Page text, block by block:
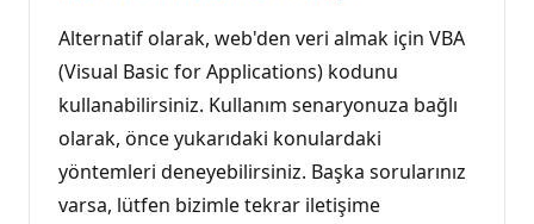
Alternatif olarak, web'den veri almak için VBA
(Visual Basic for Applications) kodunu
kullanabilirsiniz. Kullanım senaryonuza bağlı
olarak, önce yukarıdaki konulardaki
yöntemleri deneyebilirsiniz. Başka sorularınız
varsa, lütfen bizimle tekrar iletişime